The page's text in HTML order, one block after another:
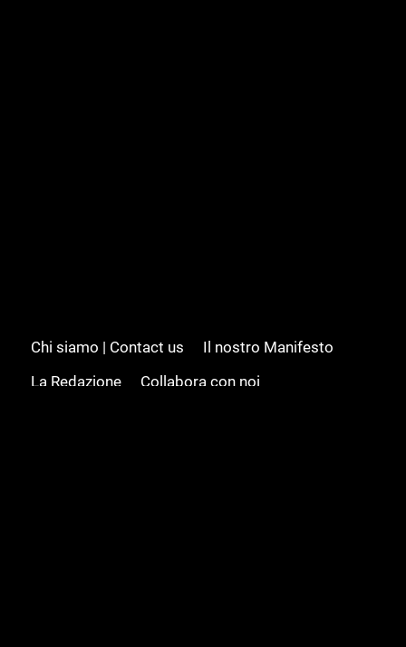
Chi siamo | Contact us
Il nostro Manifesto
La Redazione
Collabora con noi